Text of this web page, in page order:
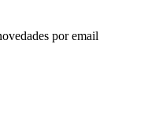
por email